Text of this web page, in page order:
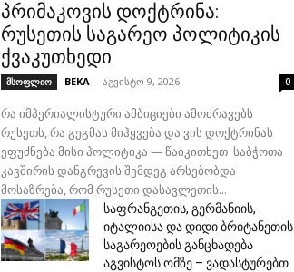
პრიმაკოვის დოქტრინა:
რუსეთის საგარეო პოლიტიკის
ქვაკუთხედი
მსოფლიო BEKA - აგვისტო 9, 2026 0
რა იმპერიალისტური ამბიციები ამოძრავებს
რუსეთს, რა გეგმას მიჰყვება და ვის დოქტრინას
ეფუძნება მისი პოლიტიკა — წაიკითხეთ საბჭოთა
კავშირის დანგრევის შემდეგ არსებობდა
მოსაზრება, რომ რუსეთი დასავლეთის...
საფრანგეთის, გერმანიის,
იტალიისა და დიდი ბრიტანეთის
საგარეოების განცხადება
აგვისტოს ომზე – ვადასტურებთ